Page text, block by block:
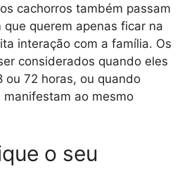
cachorros também passam
que querem apenas ficar na
interação com a família. Os
considerados quando eles
ou 72 horas, ou quando
manifestam ao mesmo
o seu